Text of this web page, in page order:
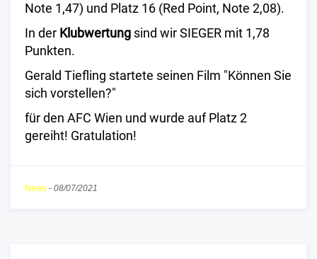
Note 1,47) und Platz 16 (Red Point, Note 2,08).
In der Klubwertung sind wir SIEGER mit 1,78
Punkten.
Gerald Tiefling startete seinen Film "Können Sie
sich vorstellen?"
für den AFC Wien und wurde auf Platz 2
gereiht! Gratulation!
News - 08/07/2021